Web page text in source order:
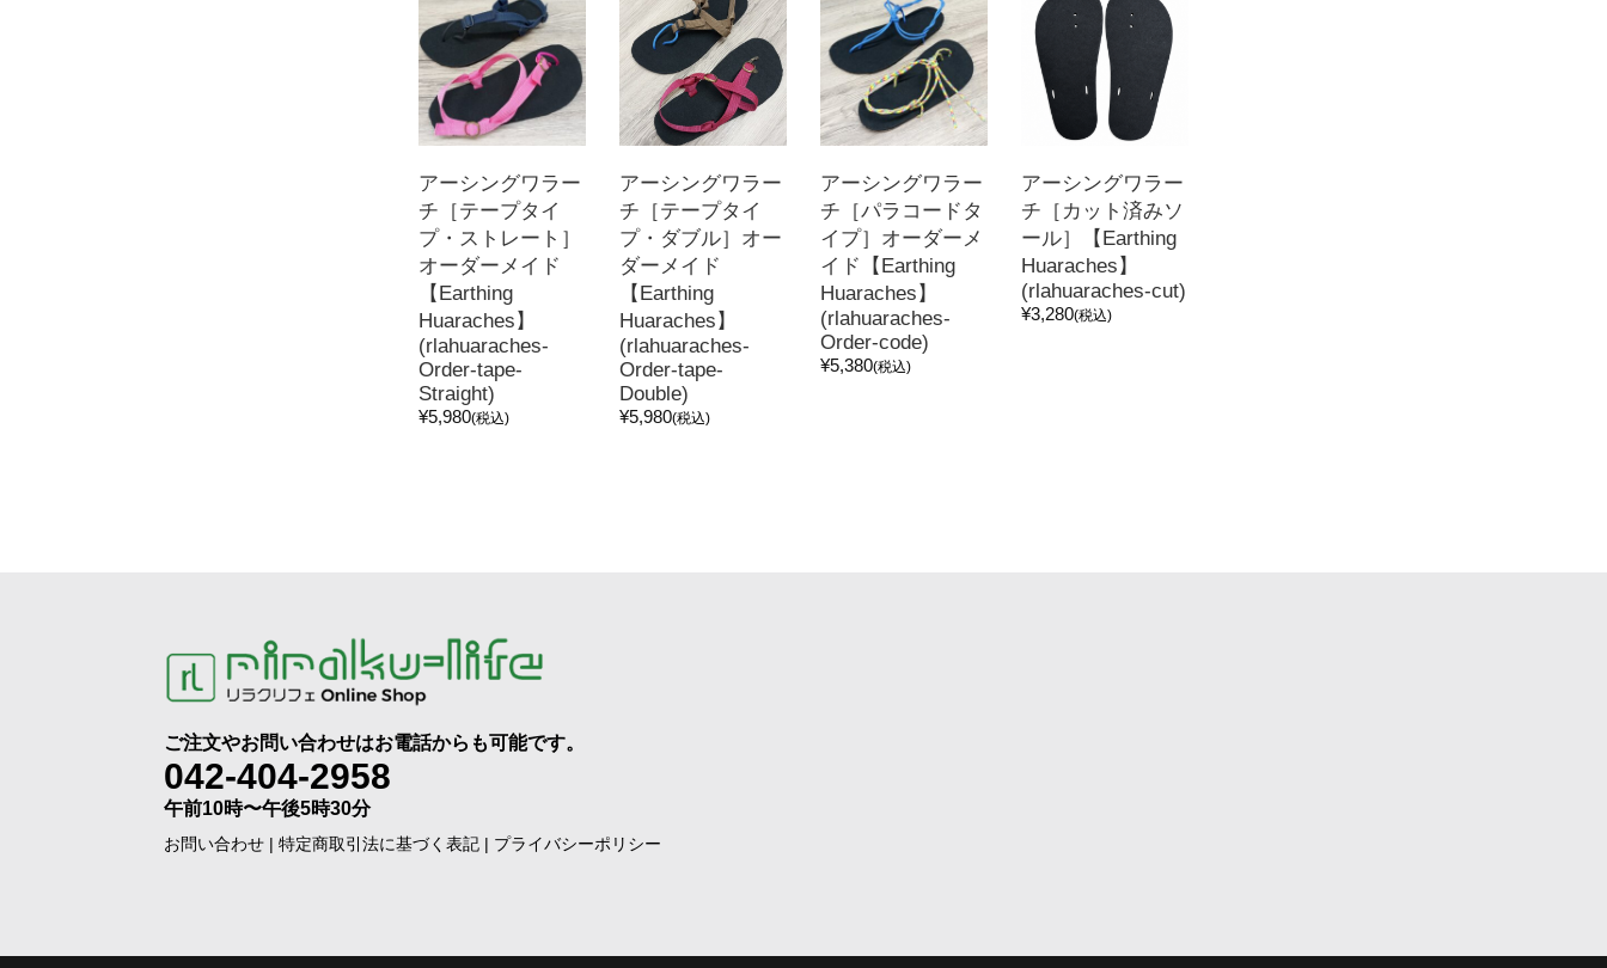
アーシングワラー
チ［テープタイ
プ・ストレート］
オーダーメイド
【Earthing
Huaraches】
(rlahuaraches-
Order-tape-
Straight)
¥5,980(税込)
アーシングワラー
チ［テープタイ
プ・ダブル］オー
ダーメイド
【Earthing
Huaraches】
(rlahuaraches-
Order-tape-
Double)
¥5,980(税込)
アーシングワラー
チ［パラコードタ
イプ］オーダーメ
イド【Earthing
Huaraches】
(rlahuaraches-
Order-code)
¥5,380(税込)
アーシングワラー
チ［カット済みソ
ール］【Earthing
Huaraches】
(rlahuaraches-cut)
¥3,280(税込)
ご注文やお問い合わせはお電話からも可能です。
042-404-2958
午前10時〜午後5時30分
お問い合わせ | 特定商取引法に基づく表記 | プライバシーポリシー